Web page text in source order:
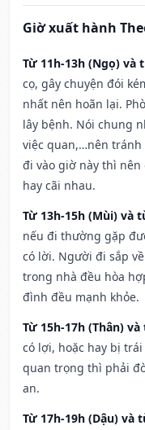
Giờ xuất hành
Từ 11h-13h (Ngọ) và
cọ, gây chuyện đói
nhất nên hoãn lại.
lây bệnh. Nói chung
việc quan,…nên tránh
đi vào giờ này thì
hay cãi nhau.
Từ 13h-15h (Mùi) và
nếu đi thường gặp
có lời. Người đi sắp
trong nhà đều hòa
đình đều mạnh khỏe.
Từ 15h-17h (Thân)
có lợi, hoặc hay bị
quan trọng thì phải
an.
Từ 17h-19h (Dậu) và